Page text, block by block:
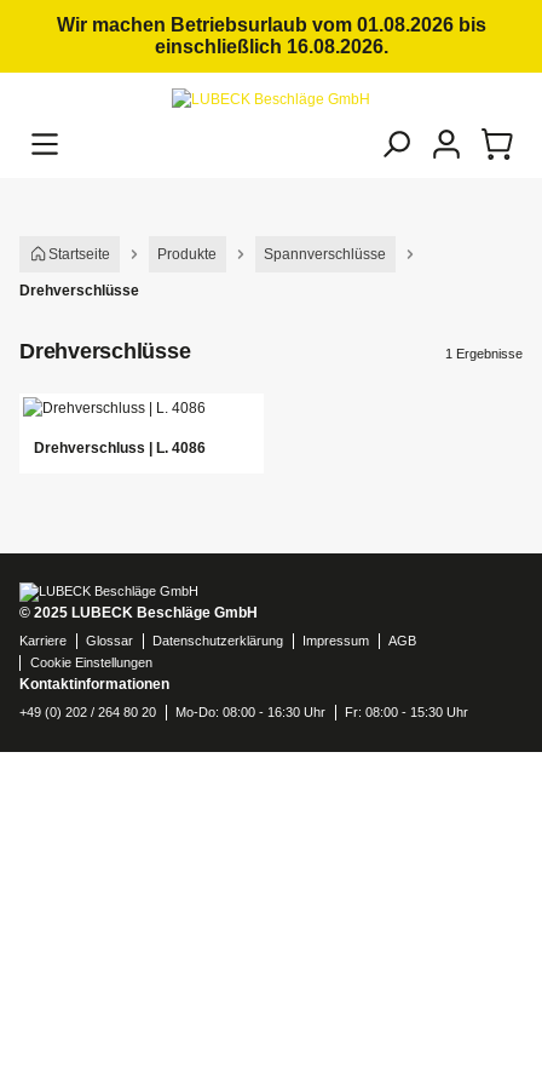
springenWir machen Betriebsurlaub vom 01.08.2026 bis
einschließlich 16.08.2026.
Startseite Produkte Spannverschlüsse
Drehverschlüsse
Drehverschlüsse 1 Ergebnisse
Drehverschluss | L. 4086
© 2025 LUBECK Beschläge GmbH
Karriere Glossar Datenschutzerklärung Impressum
AGB
Cookie Einstellungen
Kontaktinformationen
+49 (0) 202 / 264 80 20 Mo-Do: 08:00 - 16:30 Uhr Fr: 08:00 - 15:30 Uhr